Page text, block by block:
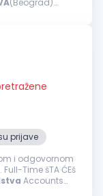
(Beograd)
prijave
i odgovornom
Full-Time šTA ĆEš
Accounts